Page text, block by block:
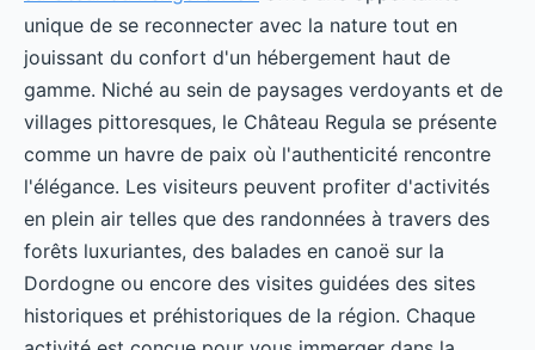
unique de se reconnecter avec la nature tout en
jouissant du confort d'un hébergement haut de
gamme. Niché au sein de paysages verdoyants et de
villages pittoresques, le Château Regula se présente
comme un havre de paix où l'authenticité rencontre
l'élégance. Les visiteurs peuvent profiter d'activités
en plein air telles que des randonnées à travers des
forêts luxuriantes, des balades en canoë sur la
Dordogne ou encore des visites guidées des sites
historiques et préhistoriques de la région. Chaque